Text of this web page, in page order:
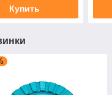
Купить